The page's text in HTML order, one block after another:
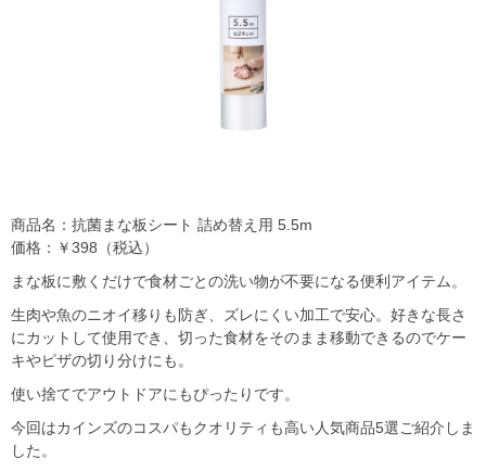
商品名：抗菌まな板シート 詰め替え用 5.5m
価格：￥398（税込）
まな板に敷くだけで食材ごとの洗い物が不要になる便利アイテム。
生肉や魚のニオイ移りも防ぎ、ズレにくい加工で安心。好きな長さ
にカットして使用でき、切った食材をそのまま移動できるのでケー
キやピザの切り分けにも。
使い捨てでアウトドアにもぴったりです。
今回はカインズのコスパもクオリティも高い人気商品5選ご紹介しま
した。